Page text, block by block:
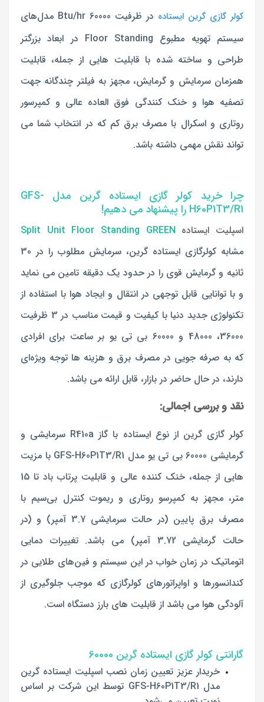
کولر گازی گرین ایستاده در ظرفیت 60000
Btu/hr مدل‌های
سیستم تهویه مطبوع Floor Standing در ابعاد بزرگتر
طراحی و ساخته شده با قابلیت هایی از جمله، قابلیت
همزمان سرمایش و گرمایش، مجهز به فیلتر چندگانه جهت
تصفیه هوا و خنک کنندگی فوق العاده عالی و کمپرسور
روتاری و اسکرال با مصرف برق کم که در انتخاب شما می
تواند نقش مهمی داشته باشد.
چرا خرید کولر گازی ایستاده گرین مدل GFS-
H60P1T3/R1 را پیشنهاد می دهیم!
اسپلیت ایستاده Split Unit Floor Standing GREEN
مشابه کولرگازی ایستاده گرین، سرمایش مطلوب را در 30
ثانیه و گرمایش قوی را در حدود یک دقیقه تامین می نماید
و با توانایی قابل توجهی در انتقال و ایجاد هوا با استفاده از
تکنولوژی جدید دنیا با کیفیت و قیمت مناسب در 3 ظرفیت
36000، 48000 و 60000 بی تی یو بر ساعت برای افرادی
که به صرفه جویی در مصرف برق و هزینه ها توجه ویژه‌ای
دارند، در حال حاضر در بازار، قابل ارائه می باشد.
نقد و بررسی اجمالی:
کولر گازی گرین از نوع ایستاده با گاز R410a سرمایشی و
گرمایشی 60000 بی تی یو مدل
GFS-H60P1T3/R1 با مزیت
هایی از جمله، خنک کننده عالی و قابلیت پرتاب باد تا 15
متر، مجهز به کمپرسو روتاری و ریموت کنترل بی‌سیم با
مصرف برق پایین (در حالت سرمایشی 3.7 آمپر) و (در
حالت گرمایشی 3.72 آمپر) می باشد. تغییرات دمایی
اتوماتیک در زمان خواب در این سیستم و فین‌های طلایی در
کندانسورها و اواپراتورهای کولرگازی که موجب جلوگیری از
آلودگی هوا می باشد از قابلیت های بارز دستگاه است.
گارانتی کولر گازی ایستاده گرین 60000
خریدار عزیز تعیین زمان نصب اسپلیت ایستاده گرین
مدل GFS-H60P1T3/R1 توسط این شرکت بر اساس